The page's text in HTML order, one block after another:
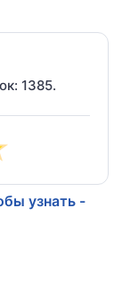
1385.
узнать -